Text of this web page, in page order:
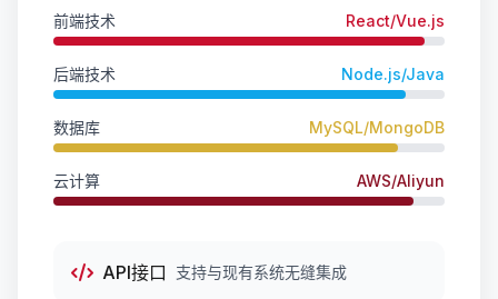
前端技术 React/Vue.js
后端技术 Node.js/Java
数据库 MySQL/MongoDB
云计算 AWS/Aliyun
API接口 支持与现有系统无缝集成